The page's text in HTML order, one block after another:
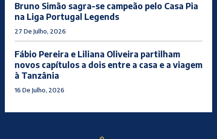
Bruno Simão sagra-se campeão pelo Casa Pia
na Liga Portugal Legends
27 De Julho, 2026
Fábio Pereira e Liliana Oliveira partilham
novos capítulos a dois entre a casa e a viagem
à Tanzânia
16 De Julho, 2026